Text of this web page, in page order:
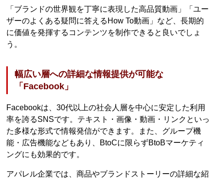
「ブランドの世界観を丁寧に表現した高品質動画」「ユー
ザーのよくある疑問に答えるHow To動画」など、長期的
に価値を発揮するコンテンツを制作できると良いでしょ
う。
幅広い層への詳細な情報提供が可能な
「Facebook」
Facebookは、30代以上の社会人層を中心に安定した利用
率を誇るSNSです。テキスト・画像・動画・リンクといっ
た多様な形式で情報発信ができます。また、グループ機
能・広告機能などもあり、BtoCに限らずBtoBマーケティ
ングにも効果的です。
アパレル企業では、商品やブランドストーリーの詳細な紹